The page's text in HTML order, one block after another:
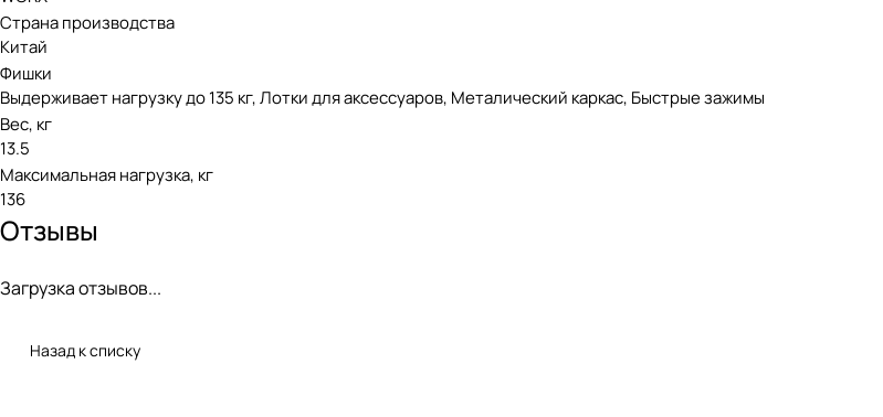
Страна производства
Китай
Фишки
Выдерживает нагрузку до 135 кг, Лотки для аксессуаров, Металический каркас, Быстрые зажимы
Вес, кг
13.5
Максимальная нагрузка, кг
136
Отзывы
Загрузка отзывов...
Назад к списку